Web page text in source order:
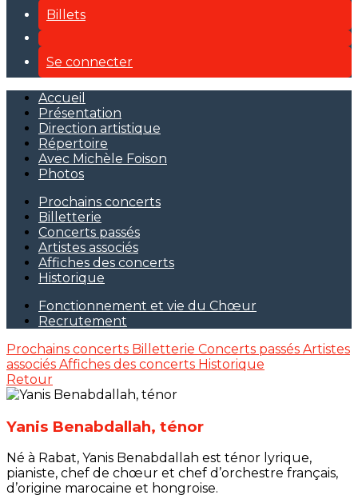
Billets
Se connecter
Accueil
Présentation
Direction artistique
Répertoire
Avec Michèle Foison
Photos
Prochains concerts
Billetterie
Concerts passés
Artistes associés
Affiches des concerts
Historique
Fonctionnement et vie du Chœur
Recrutement
Prochains concerts Billetterie Concerts passés Artistes
associés Affiches des concerts Historique
Retour
Yanis Benabdallah, ténor
Né à Rabat, Yanis Benabdallah est ténor lyrique,
pianiste, chef de chœur et chef d’orchestre français,
d’origine marocaine et hongroise.